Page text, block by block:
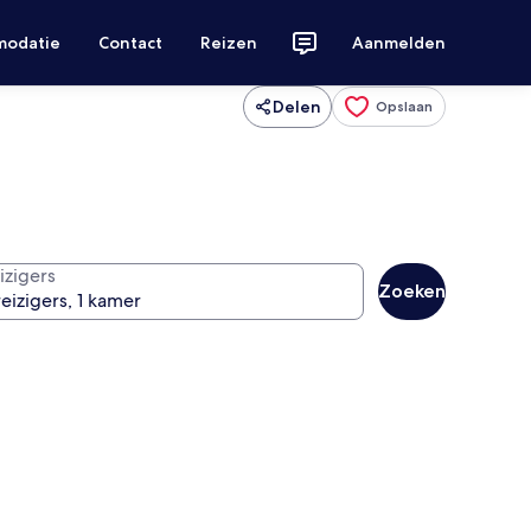
Contact Reizen Aanmelden
Delen Opslaan
Zoeken